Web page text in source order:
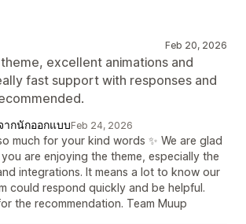
Feb 20, 2026
excellent animations and
fast support with responses and
ากนักออกแบบFeb 24, 2026
much for your kind words ✨ We are glad
are enjoying the theme, especially the
integrations. It means a lot to know our
could respond quickly and be helpful.
the recommendation. Team Muup